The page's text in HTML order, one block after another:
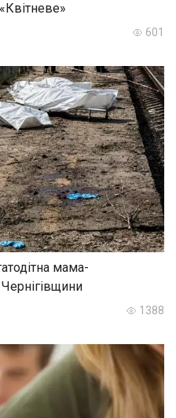
601
мама-
Чернігівщини
1388